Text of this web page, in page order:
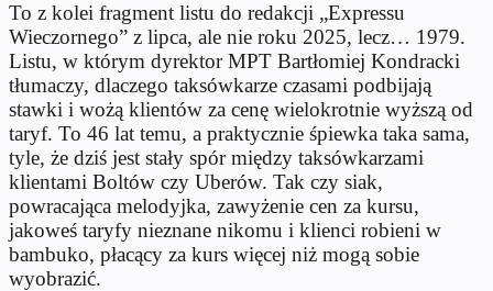
To z kolei fragment listu do redakcji „Expressu
Wieczornego” z lipca, ale nie roku 2025, lecz… 1979.
Listu, w którym dyrektor MPT Bartłomiej Kondracki
tłumaczy, dlaczego taksówkarze czasami podbijają
stawki i wożą klientów za cenę wielokrotnie wyższą od
taryf. To 46 lat temu, a praktycznie śpiewka taka sama,
tyle, że dziś jest stały spór między taksówkarzami
klientami Boltów czy Uberów. Tak czy siak,
powracająca melodyjka, zawyżenie cen za kursu,
jakoweś taryfy nieznane nikomu i klienci robieni w
bambuko, płacący za kurs więcej niż mogą sobie
wyobrazić.